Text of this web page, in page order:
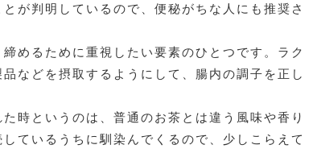
が判明しているので、便秘がちな人にも推奨さ
めるために重視したい要素のひとつです。ラク
などを摂取するようにして、腸内の調子を正し
時というのは、普通のお茶とは違う風味や香り
ているうちに馴染んでくるので、少しこらえて